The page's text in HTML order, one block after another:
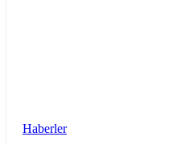
Haberler